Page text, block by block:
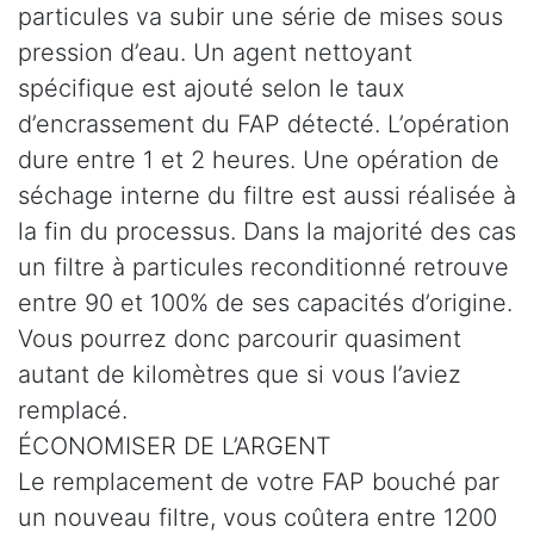
particules va subir une série de mises sous
pression d’eau. Un agent nettoyant
spécifique est ajouté selon le taux
d’encrassement du FAP détecté. L’opération
dure entre 1 et 2 heures. Une opération de
séchage interne du filtre est aussi réalisée à
la fin du processus. Dans la majorité des cas
un filtre à particules reconditionné retrouve
entre 90 et 100% de ses capacités d’origine.
Vous pourrez donc parcourir quasiment
autant de kilomètres que si vous l’aviez
remplacé.
ÉCONOMISER DE L’ARGENT
Le remplacement de votre FAP bouché par
un nouveau filtre, vous coûtera entre 1200